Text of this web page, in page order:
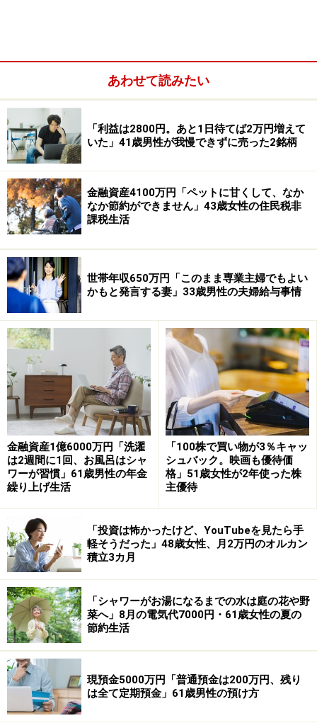
株主優待目的で最も買ってよかった銘柄は、外食ブラン
500株以上の保有で、対象店舗で利用できる優待ポイン
トを「年間で4万円分」受け取れるとのこと。「500株を
購入するハードルは高かったが、3カ月毎に1万円分のポ
イントがもらえるなんてスゴイ」と魅力を感じ、「『に
ぎりの徳兵衛』で、家族みんなでお寿司をおなかいっぱ
い食べるために購入」に踏み切ったと言います。
優待を受け取ってからは、実際に「3カ月に一度食べに
行っています」と、日常的に活用している様子。
コロワイドについては、優待を「使える店がたくさんあ
るほか、ポイントを商品と交換することもできて、使い
勝手がよい」と評価しています。
「NISAを利用すれば税負担も抑えられる」
優待銘柄を選ぶ際は、「QUOカードやデジタルポイン
ト、食事券がもらえる優待を狙っている」ほか、「優待
と配当収入のダブルで利益を得られる」点も重視してい
るとのこと。
コロワイド以外で気に入っている優待銘柄として、100
株以上の保有で「系列の飲食店で優待が使える」すかい
らーくホールディングス＜3197＞。また、今後購入を検
討している銘柄として「長期保有優遇があり、優待品と
あわせて読みたい
「利益は2800円。あと1日待てば2万円増えて
いた」41歳男性が我慢できずに売った2銘柄
金融資産4100万円「ペットに甘くして、なか
なか節約ができません」43歳女性の住民税非
課税生活
世帯年収650万円「このまま専業主婦でもよい
かもと発言する妻」33歳男性の夫婦給与事情
金融資産1億6000万円「洗濯
は2週間に1回、お風呂はシャ
ワーが習慣」61歳男性の年金
繰り上げ生活
「100株で買い物が3％キャッ
シュバック。映画も優待価
格」51歳女性が2年使った株
主優待
「投資は怖かったけど、YouTubeを見たら手
軽そうだった」48歳女性、月2万円のオルカン
積立3カ月
「シャワーがお湯になるまでの水は庭の花や野
菜へ」8月の電気代7000円・61歳女性の夏の
節約生活
現預金5000万円「普通預金は200万円、残り
は全て定期預金」61歳男性の預け方